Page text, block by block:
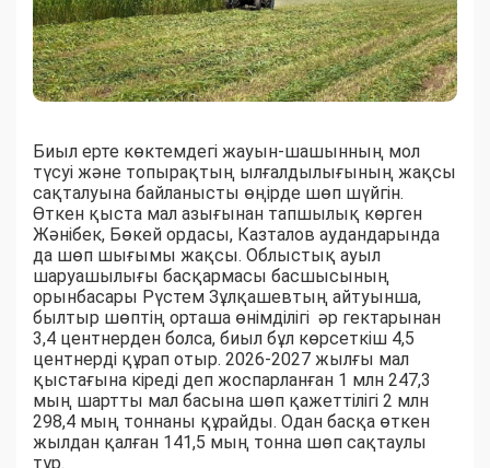
Биыл ерте көктемдегі жауын-шашынның мол
түсуі және топырақтың ылғалдылығының жақсы
сақталуына байланысты өңірде шөп шүйгін.
Өткен қыста мал азығынан тапшылық көрген
Жәнібек, Бөкей ордасы, Казталов аудандарында
да шөп шығымы жақсы. Облыстық ауыл
шаруашылығы басқармасы басшысының
орынбасары Рүстем Зұлқашевтың айтуынша,
былтыр шөптің орташа өнімділігі әр гектарынан
3,4 центнерден болса, биыл бұл көрсеткіш 4,5
центнерді құрап отыр. 2026-2027 жылғы мал
қыстағына кіреді деп жоспарланған 1 млн 247,3
мың шартты мал басына шөп қажеттілігі 2 млн
298,4 мың тоннаны құрайды. Одан басқа өткен
жылдан қалған 141,5 мың тонна шөп сақтаулы
тұр.